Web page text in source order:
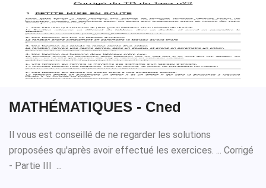
MATHÉMATIQUES - Cned
Il vous est conseillé de ne regarder les solutions
proposées qu'après avoir effectué les exercices. ... Corrigé
- Partie III ...